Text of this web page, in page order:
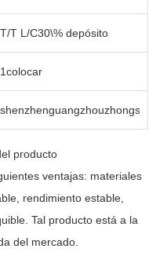
T/T L/C30\% depósito
1colocar
shenzhenguangzhouzhongshan
producto
ventajas: materiales
rendimiento estable,
Tal producto está a la
del mercado.